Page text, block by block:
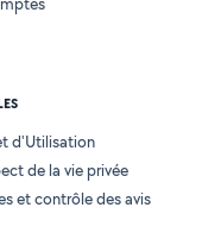
d'Utilisation
de la vie privée
et contrôle des avis